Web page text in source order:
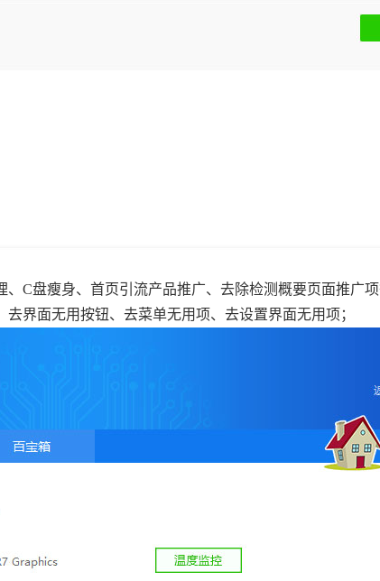
C盘瘦身、首页引流产品推广、去除检测概要页面推广
界面无用按钮、去菜单无用项、去设置界面无用项；